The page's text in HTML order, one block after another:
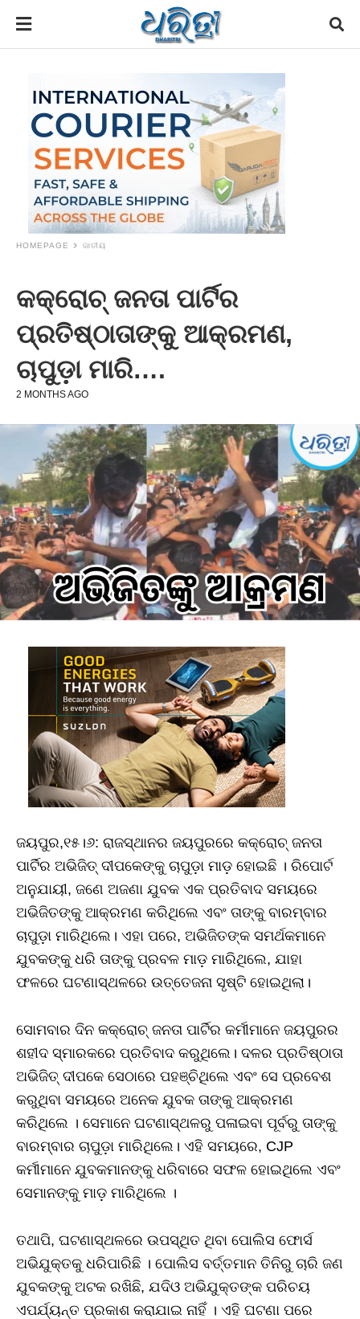
HOMEPAGE ଜାତୀୟ
କକ୍ରୋଚ୍ ଜନତା ପାର୍ଟିର
ପ୍ରତିଷ୍ଠାତାଙ୍କୁ ଆକ୍ରମଣ,
ଚାପୁଡ଼ା ମାରି….
2 MONTHS AGO
ଜୟପୁର,୧୫।୬: ରାଜସ୍ଥାନର ଜୟପୁରରେ କକ୍ରୋଚ୍ ଜନତା
ପାର୍ଟିର ଅଭିଜିତ୍ ଦୀପକେଙ୍କୁ ଚାପୁଡ଼ା ମାଡ଼ ହୋଇଛି । ରିପୋର୍ଟ
ଅନୁଯାୟୀ, ଜଣେ ଅଜଣା ଯୁବକ ଏକ ପ୍ରତିବାଦ ସମୟରେ
ଅଭିଜିତଙ୍କୁ ଆକ୍ରମଣ କରିଥିଲେ ଏବଂ ତାଙ୍କୁ ବାରମ୍ବାର
ଚାପୁଡ଼ା ମାରିଥିଲେ। ଏହା ପରେ, ଅଭିଜିତଙ୍କ ସମର୍ଥକମାନେ
ଯୁବକଙ୍କୁ ଧରି ତାଙ୍କୁ ପ୍ରବଳ ମାଡ଼ ମାରିଥିଲେ, ଯାହା
ଫଳରେ ଘଟଣାସ୍ଥଳରେ ଉତ୍ତେଜନା ସୃଷ୍ଟି ହୋଇଥିଲା।
ସୋମବାର ଦିନ କକ୍ରୋଚ୍ ଜନତା ପାର୍ଟିର କର୍ମୀମାନେ ଜୟପୁରର
ଶହୀଦ ସ୍ମାରକରେ ପ୍ରତିବାଦ କରୁଥିଲେ। ଦଳର ପ୍ରତିଷ୍ଠାତା
ଅଭିଜିତ୍ ଦୀପକେ ସେଠାରେ ପହଞ୍ଚିଥିଲେ ଏବଂ ସେ ପ୍ରବେଶ
କରୁଥିବା ସମୟରେ ଅନେକ ଯୁବକ ତାଙ୍କୁ ଆକ୍ରମଣ
କରିଥିଲେ । ସେମାନେ ଘଟଣାସ୍ଥଳରୁ ପଳାଇବା ପୂର୍ବରୁ ତାଙ୍କୁ
ବାରମ୍ବାର ଚାପୁଡ଼ା ମାରିଥିଲେ। ଏହି ସମୟରେ, CJP
କର୍ମୀମାନେ ଯୁବକମାନଙ୍କୁ ଧରିବାରେ ସଫଳ ହୋଇଥିଲେ ଏବଂ
ସେମାନଙ୍କୁ ମାଡ଼ ମାରିଥିଲେ ।
ତଥାପି, ଘଟଣାସ୍ଥଳରେ ଉପସ୍ଥିତ ଥିବା ପୋଲିସ ଫୋର୍ସ
ଅଭିଯୁକ୍ତକୁ ଧରିପାରିଛି । ପୋଲିସ ବର୍ତ୍ତମାନ ତିନିରୁ ଚାରି ଜଣ
ଯୁବକଙ୍କୁ ଅଟକ ରଖିଛି, ଯଦିଓ ଅଭିଯୁକ୍ତଙ୍କ ପରିଚୟ
ଏପର୍ଯ୍ୟନ୍ତ ପ୍ରକାଶ କରାଯାଇ ନାହିଁ । ଏହି ଘଟଣା ପରେ